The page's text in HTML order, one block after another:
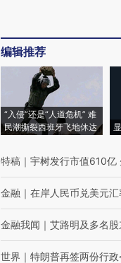
编辑推荐
“入侵”还是“人道危机” 难
民潮撕裂西班牙飞地休达
特稿 ｜ 宇树发行市值610亿
金融 ｜ 在岸人民币兑美元
金融我闻 ｜ 艾路明及多名股
世界 ｜ 特朗普再签两份行